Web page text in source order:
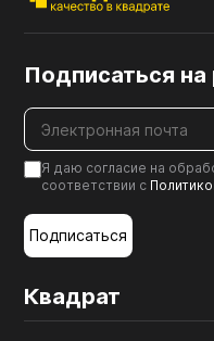
Квадрат
Подписаться
Я даю согласие на
соответствии с
Подписаться